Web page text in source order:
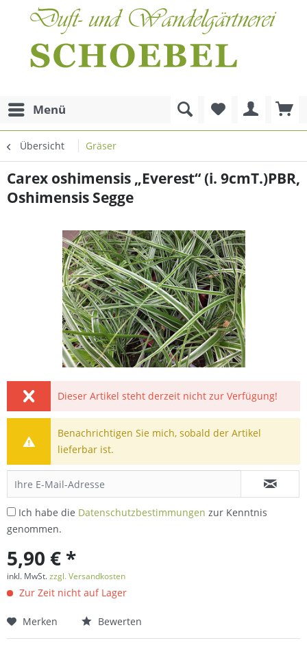
Menü
Übersicht Gräser
Carex oshimensis „Everest“ (i. 9cmT.)PBR,
Oshimensis Segge
Dieser Artikel steht derzeit nicht zur Verfügung!
Benachrichtigen Sie mich, sobald der Artikel
lieferbar ist.
Ich habe die Datenschutzbestimmungen zur Kenntnis
genommen.
5,90 € *
inkl. MwSt.zzgl. Versandkosten
Zur Zeit nicht auf Lager
Merken Bewerten